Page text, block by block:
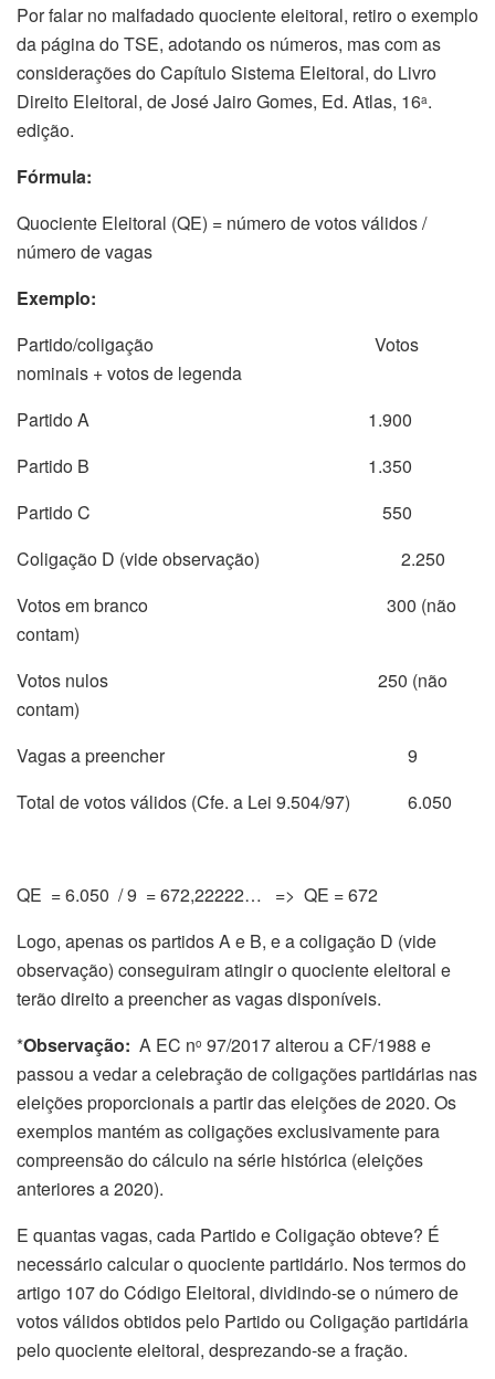
Por falar no malfadado quociente eleitoral, retiro o exemplo
da página do TSE, adotando os números, mas com as
considerações do Capítulo Sistema Eleitoral, do Livro
Direito Eleitoral, de José Jairo Gomes, Ed. Atlas, 16a.
edição.
Fórmula:
Quociente Eleitoral (QE) = número de votos válidos /
número de vagas
Exemplo:
Partido/coligação Votos
nominais + votos de legenda
Partido A 1.900
Partido B 1.350
Partido C 550
Coligação D (vide observação) 2.250
Votos em branco 300 (não
contam)
Votos nulos 250 (não
contam)
Vagas a preencher 9
Total de votos válidos (Cfe. a Lei 9.504/97) 6.050
QE = 6.050 / 9 = 672,22222… => QE = 672
Logo, apenas os partidos A e B, e a coligação D (vide
observação) conseguiram atingir o quociente eleitoral e
terão direito a preencher as vagas disponíveis.
*Observação: A EC no 97/2017 alterou a CF/1988 e
passou a vedar a celebração de coligações partidárias nas
eleições proporcionais a partir das eleições de 2020. Os
exemplos mantém as coligações exclusivamente para
compreensão do cálculo na série histórica (eleições
anteriores a 2020).
E quantas vagas, cada Partido e Coligação obteve? É
necessário calcular o quociente partidário. Nos termos do
artigo 107 do Código Eleitoral, dividindo-se o número de
votos válidos obtidos pelo Partido ou Coligação partidária
pelo quociente eleitoral, desprezando-se a fração.